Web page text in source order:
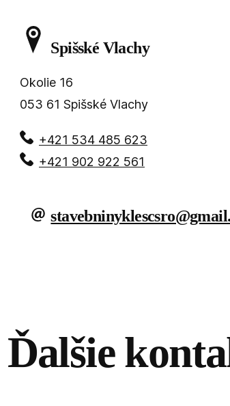
Spišské Vlachy
Okolie 16
053 61 Spišské Vlachy
+421 534 485 623
+421 902 922 561
Ďalšie